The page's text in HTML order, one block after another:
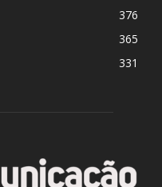
376
365
331